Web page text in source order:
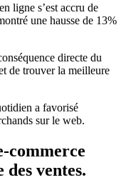
ligne s’est accru de
une hausse de 13%
directe du
de trouver la meilleure
a favorisé
sur le web.
commerce
ventes.